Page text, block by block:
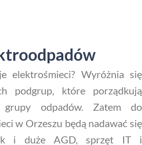
elektrośmieci? Wyróżnia się
podgrup, które porządkują
grupy odpadów. Zatem do
w Orzeszu będą nadawać się
i duże AGD, sprzęt IT i